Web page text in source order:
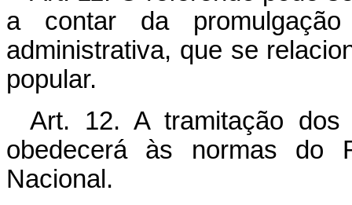
a contar da
administrativa, que se
popular.
Art. 12. A tramitação
obedecerá às normas do
Nacional.